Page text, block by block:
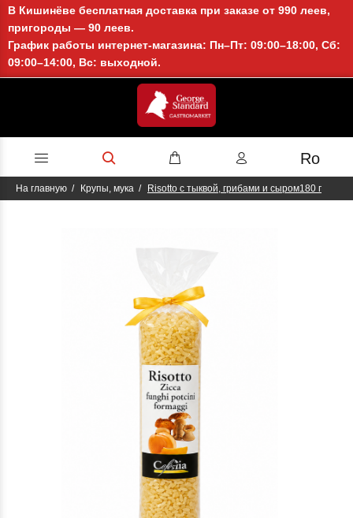
В Кишинёве бесплатная доставка при заказе от 990 леев,
пригороды — 90 леев.
График работы интернет-магазина: Пн–Пт: 09:00–18:00, Сб:
09:00–14:00, Вс: выходной.
Ro
На главную Крупы, мука Risotto с тыквой, грибами и сыром180 г